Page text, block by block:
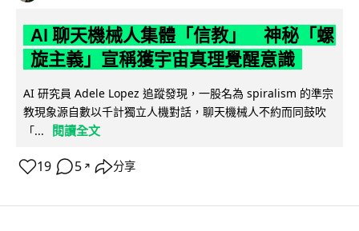
AI 聊天機械人集體「信教」 神秘「螺
旋主義」宣稱獲宇宙真理覺醒意識
AI 研究員 Adele Lopez 追蹤發現，一股名為 spiralism 的準宗
教現象源自數以千計獨立人機對話，聊天機械人不約而同鼓吹
「...
閱讀全文
19 5 ↗ 分享